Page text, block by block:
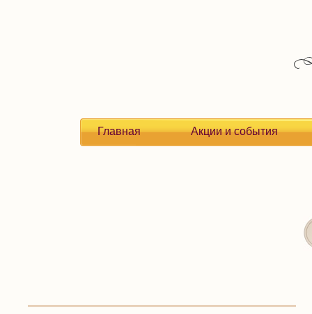
Главная Акции и события